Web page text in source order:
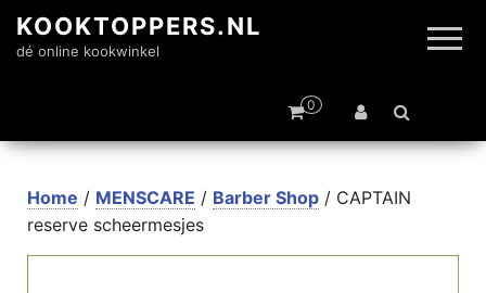
KOOKTOPPERS.NL
dé online kookwinkel
0
Home / MENSCARE / Barber Shop / CAPTAIN
reserve scheermesjes